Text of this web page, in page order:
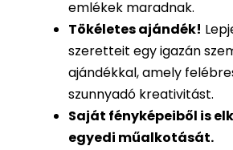
emlékek maradnak.
Tökéletes ajándék!
szeretteit egy igazán
ajándékkal, amely
szunnyadó kreativitást.
Saját fényképeiből is
egyedi műalkotását.